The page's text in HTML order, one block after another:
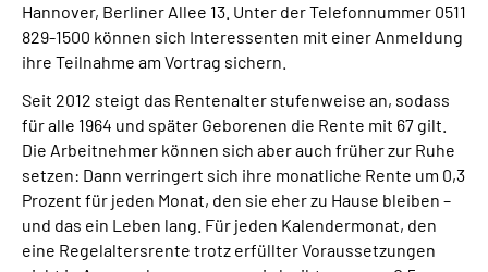
Hannover, Berliner Allee 13. Unter der Telefonnummer 0511
829-1500 können sich Interessenten mit einer Anmeldung
ihre Teilnahme am Vortrag sichern.
Seit 2012 steigt das Rentenalter stufenweise an, sodass
für alle 1964 und später Geborenen die Rente mit 67 gilt.
Die Arbeitnehmer können sich aber auch früher zur Ruhe
setzen: Dann verringert sich ihre monatliche Rente um 0,3
Prozent für jeden Monat, den sie eher zu Hause bleiben –
und das ein Leben lang. Für jeden Kalendermonat, den
eine Regelaltersrente trotz erfüllter Voraussetzungen